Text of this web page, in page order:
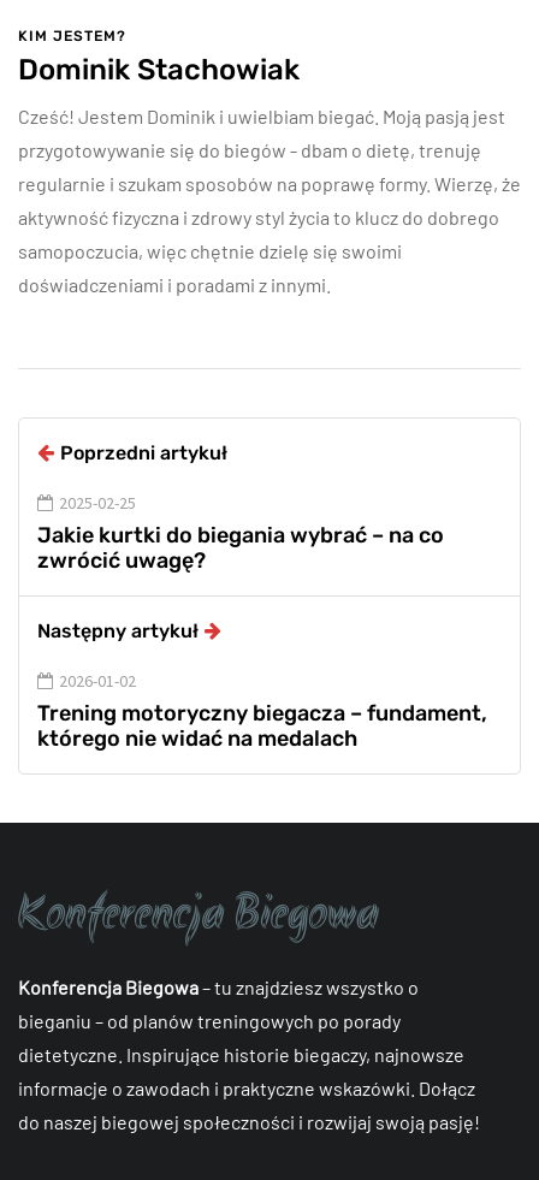
KIM JESTEM?
Dominik Stachowiak
Cześć! Jestem Dominik i uwielbiam biegać. Moją pasją jest
przygotowywanie się do biegów - dbam o dietę, trenuję
regularnie i szukam sposobów na poprawę formy. Wierzę, że
aktywność fizyczna i zdrowy styl życia to klucz do dobrego
samopoczucia, więc chętnie dzielę się swoimi
doświadczeniami i poradami z innymi.
Poprzedni artykuł
2025-02-25
Jakie kurtki do biegania wybrać – na co
zwrócić uwagę?
Następny artykuł
2026-01-02
Trening motoryczny biegacza – fundament,
którego nie widać na medalach
Konferencja Biegowa– tu znajdziesz wszystko o
bieganiu – od planów treningowych po porady
dietetyczne. Inspirujące historie biegaczy, najnowsze
informacje o zawodach i praktyczne wskazówki. Dołącz
do naszej biegowej społeczności i rozwijaj swoją pasję!